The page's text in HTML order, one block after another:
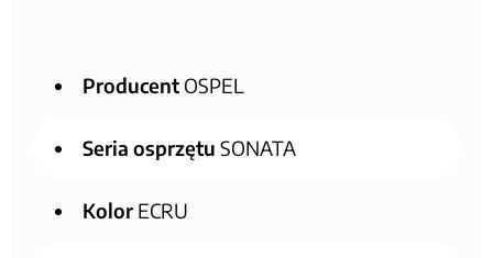
Producent OSPEL
Seria osprzętu SONATA
Kolor ECRU